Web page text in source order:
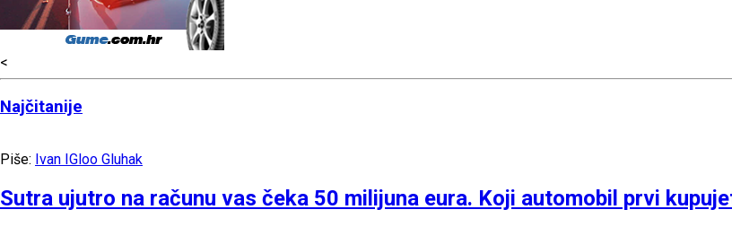
<
Najčitanije
Piše: Ivan IGloo Gluhak
Sutra ujutro na računu vas čeka 50 milijuna eura. Koji automobil prvi